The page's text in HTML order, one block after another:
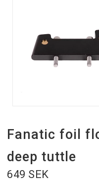
Fanatic foil
deep tuttle
649 SEK